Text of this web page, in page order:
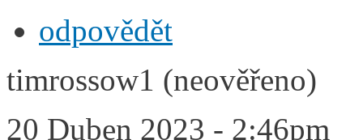
odpovědět
timrossow1 (neověřeno)
20 Duben 2023 - 2:46pm